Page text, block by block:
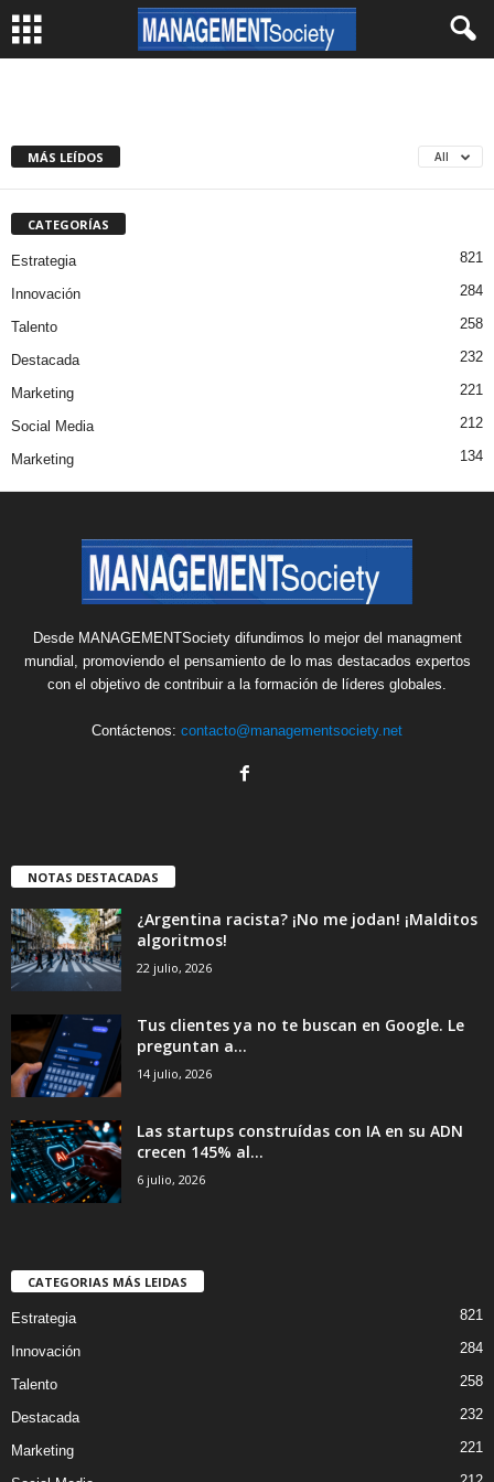
MÁS LEÍDOS All
CATEGORÍAS
Estrategia 821
Innovación 284
Talento 258
Destacada 232
Marketing 221
Social Media 212
Marketing 134
Desde MANAGEMENTSociety difundimos lo mejor del managment
mundial, promoviendo el pensamiento de lo mas destacados expertos
con el objetivo de contribuir a la formación de líderes globales.
Contáctenos: contacto@managementsociety.net
NOTAS DESTACADAS
¿Argentina racista? ¡No me jodan! ¡Malditos
algoritmos!
22 julio, 2026
Tus clientes ya no te buscan en Google. Le
preguntan a...
14 julio, 2026
Las startups construídas con IA en su ADN
crecen 145% al...
6 julio, 2026
CATEGORIAS MÁS LEIDAS
Estrategia 821
Innovación 284
Talento 258
Destacada 232
Marketing 221